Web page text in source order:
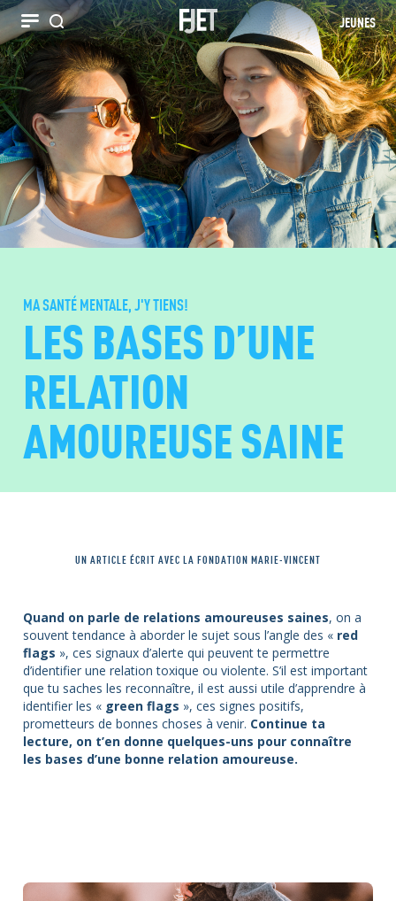
Recherche JEUNES
MA SANTÉ MENTALE, J'Y TIENS!
LES BASES D’UNE
RELATION
AMOUREUSE SAINE
UN ARTICLE ÉCRIT AVEC LA FONDATION MARIE-VINCENT
Quand on parle de relations amoureuses saines, on a
souvent tendance à aborder le sujet sous l’angle des « red
flags », ces signaux d’alerte qui peuvent te permettre
d’identifier une relation toxique ou violente. S’il est important
que tu saches les reconnaître, il est aussi utile d’apprendre à
identifier les « green flags », ces signes positifs,
prometteurs de bonnes choses à venir. Continue ta
lecture, on t’en donne quelques-uns pour connaître
les bases d’une bonne relation amoureuse.